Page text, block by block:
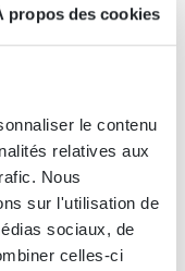
propos des cookies
le contenu
relatives aux
Nous
sur l'utilisation de
sociaux, de
celles-ci
7 jours
bec baignoire -
- noir mat